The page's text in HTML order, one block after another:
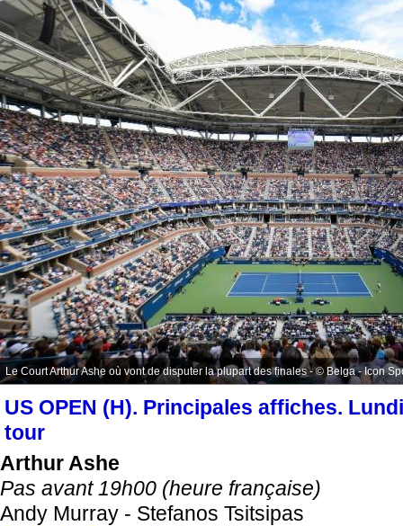
Le Court Arthur Ashe où vont de disputer la plupart des finales - © Belga - Icon
US OPEN (H). Principales affiches.
tour
Arthur Ashe
Pas avant 19h00 (heure française)
Andy Murray - Stefanos Tsitsipas